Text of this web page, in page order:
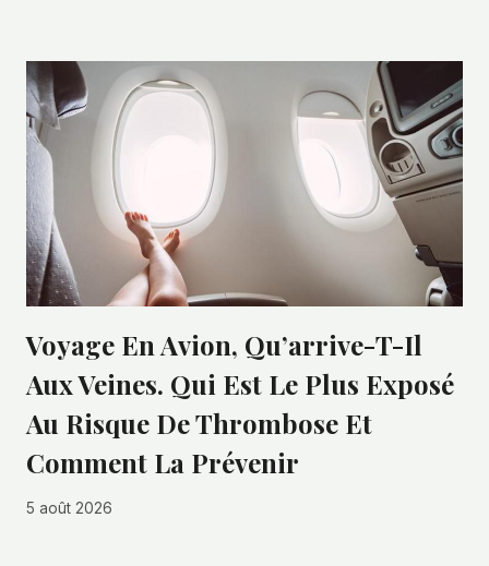
Voyage En Avion, Qu’arrive-T-Il
Aux Veines. Qui Est Le Plus Exposé
Au Risque De Thrombose Et
Comment La Prévenir
5 août 2026